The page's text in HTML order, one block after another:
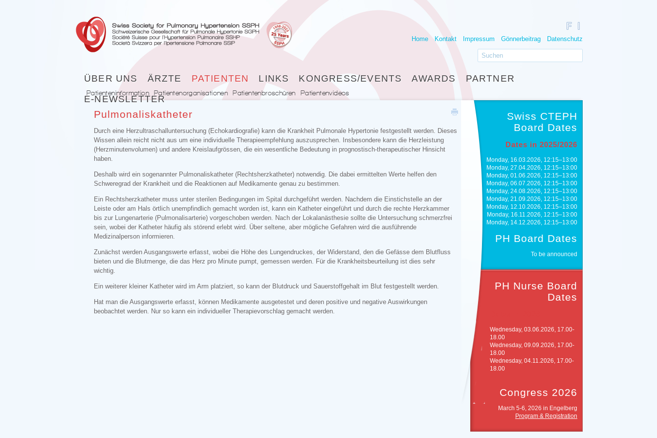
Home Kontakt Impressum Gönnerbeitrag Datenschutz
ÜBER UNS ÄRZTE PATIENTEN
Patienteninformation Patientenorganisationen Patientenbroschüren Patientenvideos
LINKS KONGRESS/EVENTS AWARDS
PARTNER
E-NEWSLETTER
Swiss CTEPH
Board Dates
Dates in 2025/2026
Monday, 16.03.2026, 12:15–13:00
Monday, 27.04.2026, 12:15–13:00
Monday, 01.06.2026, 12:15–13:00
Monday, 06.07.2026, 12:15–13:00
Monday, 24.08.2026, 12:15–13:00
Monday, 21.09.2026, 12:15–13:00
Monday, 12.10.2026, 12:15–13:00
Monday, 16.11.2026, 12:15–13:00
Monday, 14.12.2026, 12:15–13:00
PH Board Dates
To be announced
PH Nurse Board
Dates
Wednesday, 03.06.2026, 17.00-
18.00
Wednesday, 09.09.2026, 17.00-
18.00
Wednesday, 04.11.2026, 17.00-
18.00
Congress 2026
March 5-6, 2026 in Engelberg
Program & Registration
Pulmonaliskatheter
Durch eine Herzultraschalluntersuchung (Echokardiografie) kann die Krankheit Pulmonale Hypertonie festgestellt werden. Dieses
Wissen allein reicht nicht aus um eine individuelle Therapieempfehlung auszusprechen. Insbesondere kann die Herzleistung
(Herzminutenvolumen) und andere Kreislaufgrössen, die ein wesentliche Bedeutung in prognostisch-therapeutischer Hinsicht
haben.
Deshalb wird ein sogenannter Pulmonaliskatheter (Rechtsherzkatheter) notwendig. Die dabei ermittelten Werte helfen den
Schweregrad der Krankheit und die Reaktionen auf Medikamente genau zu bestimmen.
Ein Rechtsherzkatheter muss unter sterilen Bedingungen im Spital durchgeführt werden. Nachdem die Einstichstelle an der
Leiste oder am Hals örtlich unempfindlich gemacht worden ist, kann ein Katheter eingeführt und durch die rechte Herzkammer
bis zur Lungenarterie (Pulmonalisarterie) vorgeschoben werden. Nach der Lokalanästhesie sollte die Untersuchung schmerzfrei
sein, wobei der Katheter häufig als störend erlebt wird. Über seltene, aber mögliche Gefahren wird die ausführende
Medizinalperson informieren.
Zunächst werden Ausgangswerte erfasst, wobei die Höhe des Lungendruckes, der Widerstand, den die Gefässe dem Blutfluss
bieten und die Blutmenge, die das Herz pro Minute pumpt, gemessen werden. Für die Krankheitsbeurteilung ist dies sehr
wichtig.
Ein weiterer kleiner Katheter wird im Arm platziert, so kann der Blutdruck und Sauerstoffgehalt im Blut festgestellt werden.
Hat man die Ausgangswerte erfasst, können Medikamente ausgetestet und deren positive und negative Auswirkungen
beobachtet werden. Nur so kann ein individueller Therapievorschlag gemacht werden.